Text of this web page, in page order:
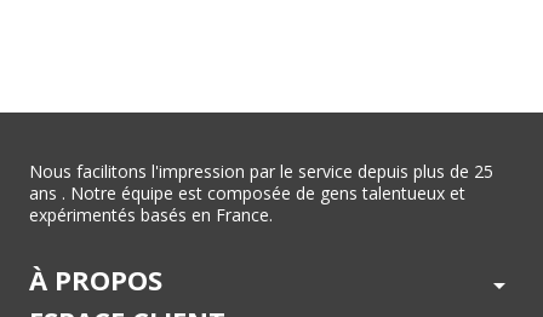
Nous facilitons l'impression par le service depuis plus de 25
ans . Notre équipe est composée de gens talentueux et
expérimentés basés en France.
À PROPOS arrow_drop_down